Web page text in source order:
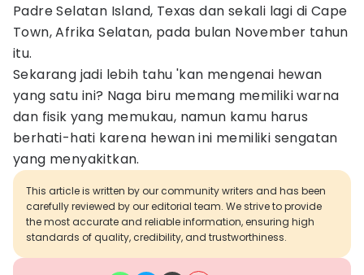
Padre Selatan Island, Texas dan sekali lagi di Cape
Town, Afrika Selatan, pada bulan November tahun
itu.
Sekarang jadi lebih tahu 'kan mengenai hewan
yang satu ini? Naga biru memang memiliki warna
dan fisik yang memukau, namun kamu harus
berhati-hati karena hewan ini memiliki sengatan
yang menyakitkan.
This article is written by our community writers and has been
carefully reviewed by our editorial team. We strive to provide
the most accurate and reliable information, ensuring high
standards of quality, credibility, and trustworthiness.